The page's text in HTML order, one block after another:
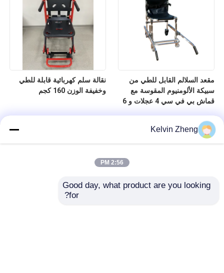
نقالة سلم كهربائية قابلة للطي
وخفيفة الوزن 160 كجم
مقعد السلالم القابل للطي من
سبيكة الألومنيوم المقوسة مع
قماش بي في سي 4 عجلات و 6
Kelvin Zheng
2:56 PM
Good day, what product are you looking
for?